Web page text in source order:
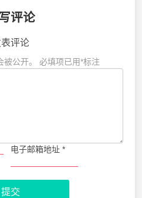
评论
评论
公开。 必填项已用*标注
电子邮箱地址 *
提交